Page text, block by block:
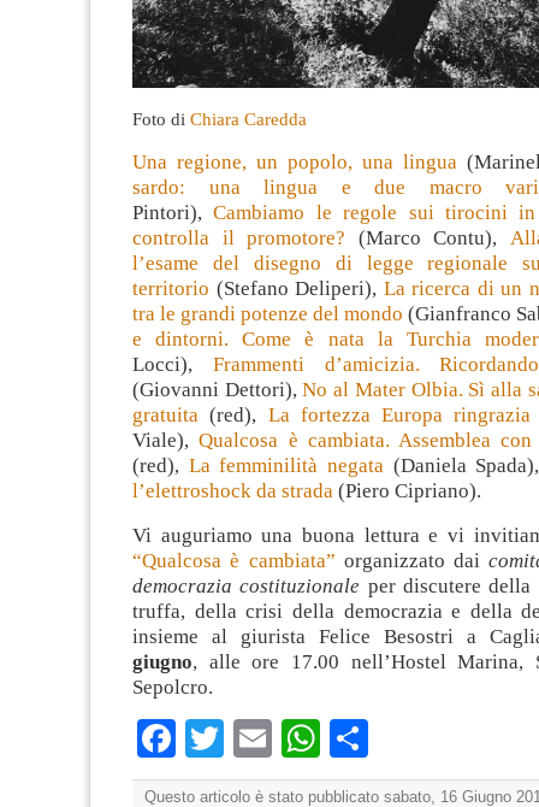
Foto di Chiara Caredda
Una regione, un popolo, una lingua
sardo: una lingua e due macro
Pintori),Cambiamo le regole sui tirocini in
controlla il promotore? (Marco Contu),
l’esame del disegno di legge regionale
territorio (Stefano Deliperi), La ricerca di un
tra le grandi potenze del mondo (Gianfranco
e dintorni. Come è nata la Turchia
Locci), Frammenti d’amicizia.
(Giovanni Dettori),No al Mater Olbia. Sì alla
gratuita (red), La fortezza Europa
Viale),Qualcosa è cambiata. Assemblea
(red), La femminilità negata(Daniela
l’elettroshock da strada (Piero Cipriano).
Vi auguriamo una buona lettura e vi
“Qualcosa è cambiata” organizzato dai
democrazia costituzionale per discutere della
truffa, della crisi della democrazia e della
insieme al giurista Felice Besostri a
giugno, alle ore 17.00 nell’Hostel Marina,
Sepolcro.
Facebook
TwitterEmailWhatsApp
Questo articolo è stato pubblicato sabato, 16 Giugno